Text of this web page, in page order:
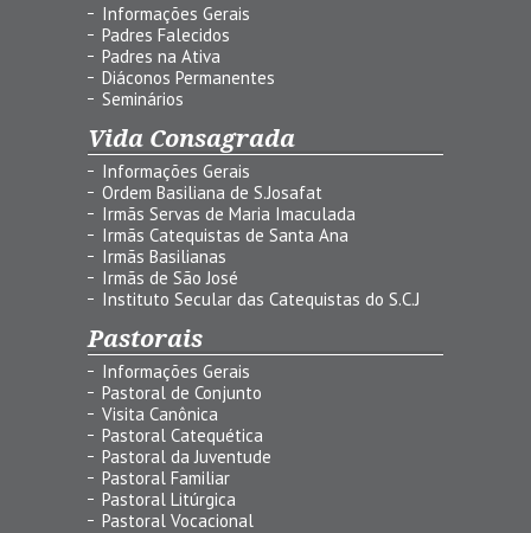
Informações Gerais
Padres Falecidos
Padres na Ativa
Diáconos Permanentes
Seminários
Vida Consagrada
Informações Gerais
Ordem Basiliana de S.Josafat
Irmãs Servas de Maria Imaculada
Irmãs Catequistas de Santa Ana
Irmãs Basilianas
Irmãs de São José
Instituto Secular das Catequistas do S.C.J
Pastorais
Informações Gerais
Pastoral de Conjunto
Visita Canônica
Pastoral Catequética
Pastoral da Juventude
Pastoral Familiar
Pastoral Litúrgica
Pastoral Vocacional